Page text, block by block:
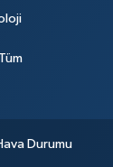
Durumu